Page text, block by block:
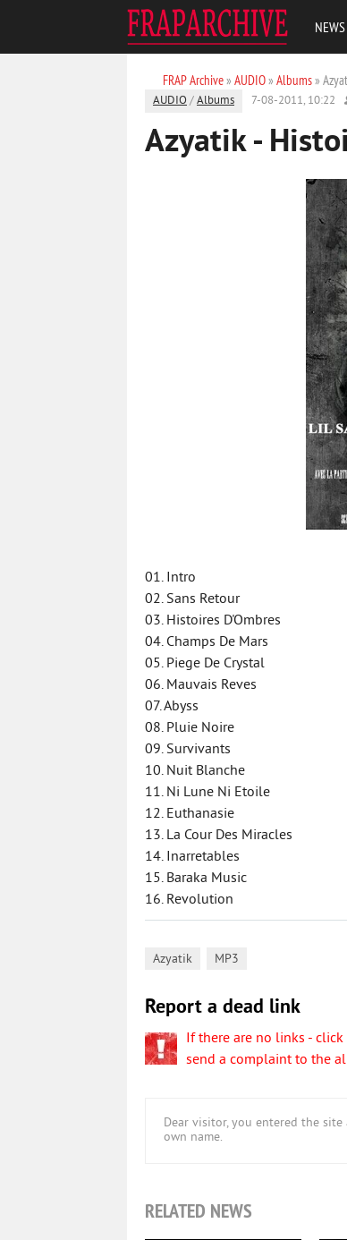
NEWS
FRAP Archive» AUDIO» Albums»
AUDIO /Albums 7-08-2011, 10:22
Azyatik -
01. Intro
02. Sans Retour
03. Histoires D'Ombres
04. Champs De Mars
05. Piege De Crystal
06. Mauvais Reves
07. Abyss
08. Pluie Noire
09. Survivants
10. Nuit Blanche
11. Ni Lune Ni Etoile
12. Euthanasie
13. La Cour Des Miracles
14. Inarretables
15. Baraka Music
16. Revolution
Azyatik MP3
Report a dead link
If there are no links - click
send a complaint to the
Dear visitor, you entered the site
own name.
RELATED NEWS